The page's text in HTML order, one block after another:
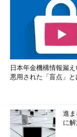
日本年金機構情報漏
悪用された「盲点」と
進
に